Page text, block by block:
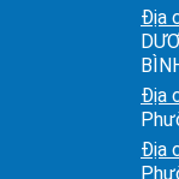
Địa
Địa
Địa